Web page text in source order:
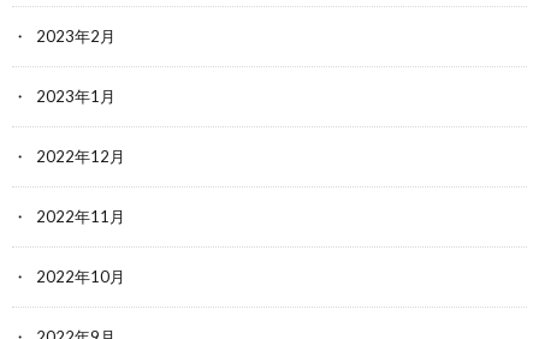
2023年2月
2023年1月
2022年12月
2022年11月
2022年10月